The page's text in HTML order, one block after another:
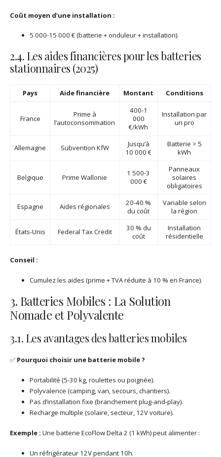
Coût moyen d’une installation :
5 000-15 000 € (batterie + onduleur + installation).
2.4. Les aides financières pour les batteries
stationnaires (2025)
Pays Aide financière Montant Conditions
France
Prime à
l’autoconsommation
400-1
000
€/kWh
Installation par
un pro
Allemagne Subvention KfW
Jusqu’à
10 000 €
Batterie > 5
kWh
Belgique Prime Wallonie
1 500-3
000 €
Panneaux
solaires
obligatoires
Espagne Aides régionales
20-40 %
du coût
Variable selon
la région
États-Unis Federal Tax Credit
30 % du
coût
Installation
résidentielle
Conseil :
Cumulez les aides (prime + TVA réduite à 10 % en France).
3. Batteries Mobiles : La Solution
Nomade et Polyvalente
3.1. Les avantages des batteries mobiles
✅ Pourquoi choisir une batterie mobile ?
Portabilité (5-30 kg, roulettes ou poignée).
Polyvalence (camping, van, secours, chantiers).
Pas d’installation fixe (branchement plug-and-play).
Recharge multiple (solaire, secteur, 12V voiture).
Exemple : Une batterie EcoFlow Delta 2 (1 kWh) peut alimenter :
Un réfrigérateur 12V pendant 10h.